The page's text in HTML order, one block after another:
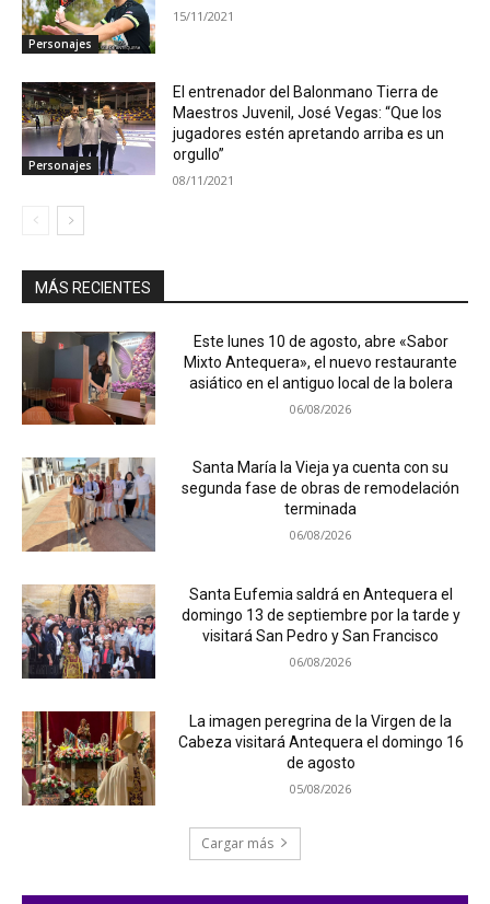
Personajes
15/11/2021
Personajes
El entrenador del Balonmano Tierra de
Maestros Juvenil, José Vegas: “Que los
jugadores estén apretando arriba es un
orgullo”
08/11/2021
MÁS RECIENTES
Este lunes 10 de agosto, abre «Sabor
Mixto Antequera», el nuevo restaurante
asiático en el antiguo local de la bolera
06/08/2026
Santa María la Vieja ya cuenta con su
segunda fase de obras de remodelación
terminada
06/08/2026
Santa Eufemia saldrá en Antequera el
domingo 13 de septiembre por la tarde y
visitará San Pedro y San Francisco
06/08/2026
La imagen peregrina de la Virgen de la
Cabeza visitará Antequera el domingo 16
de agosto
05/08/2026
Cargar más